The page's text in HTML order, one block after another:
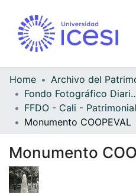
Home
Fondo
FFDO - Cali - Patrimonial
Monumento COOPEVAL
Monumento